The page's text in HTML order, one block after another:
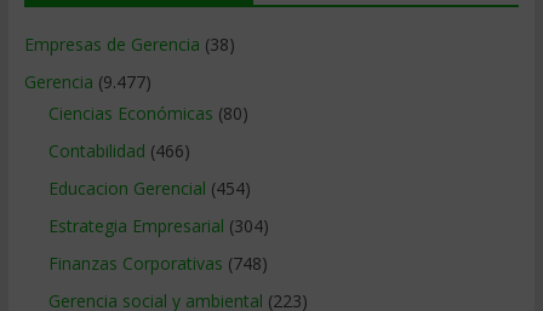
Empresas de Gerencia (38)
Gerencia (9.477)
Ciencias Económicas (80)
Contabilidad (466)
Educacion Gerencial (454)
Estrategia Empresarial (304)
Finanzas Corporativas (748)
Gerencia social y ambiental (223)